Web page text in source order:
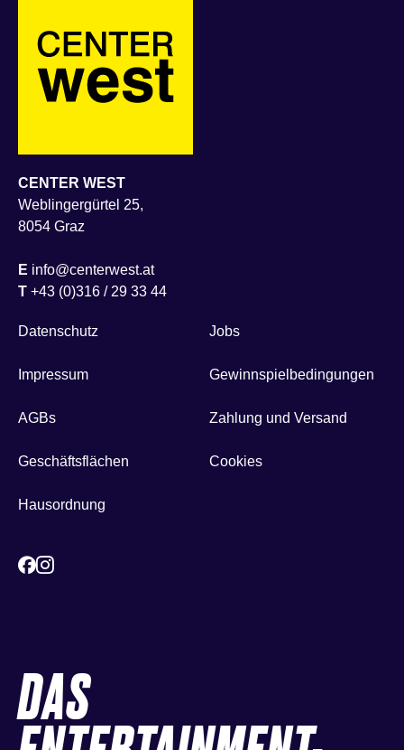
CENTER WEST
Weblingergürtel 25,
8054 Graz
E info@centerwest.at
T +43 (0)316 / 29 33 44
Datenschutz
Impressum
AGBs
Geschäftsflächen
Hausordnung
Jobs
Gewinnspielbedingungen
Zahlung und Versand
Cookies
DAS